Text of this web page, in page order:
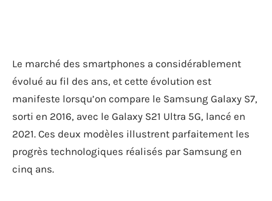
Le marché des smartphones a considérablement
évolué au fil des ans, et cette évolution est
manifeste lorsqu’on compare le Samsung Galaxy S7,
sorti en 2016, avec le Galaxy S21 Ultra 5G, lancé en
2021. Ces deux modèles illustrent parfaitement les
progrès technologiques réalisés par Samsung en
cinq ans.